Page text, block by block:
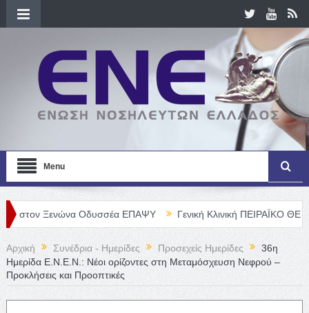
Menu
Οδυσσέα ΕΠΑΨΥ Γενική Κλινική ΠΕΙΡΑΪΚΟ
Αρχική Συνέδρια - Ημερίδες Προσεχείς Ημερίδες
36η
Ημερίδα Ε.Ν.Ε.Ν.: Νέοι ορίζοντες στη Μεταμόσχευση Νεφρού –
Προκλήσεις και Προοπτικές